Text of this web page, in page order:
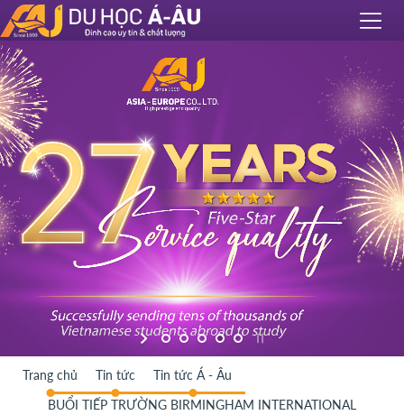
Trang chủ Tin tức Tin tức Á - Âu
BUỔI TIẾP TRƯỜNG BIRMINGHAM INTERNATIONAL